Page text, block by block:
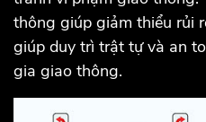
thông giúp giảm thiểu rủi
giúp duy trì trật tự và an
gia giao thông.